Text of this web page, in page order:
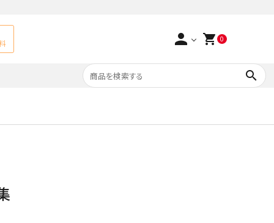
person shopping_cart 0
search